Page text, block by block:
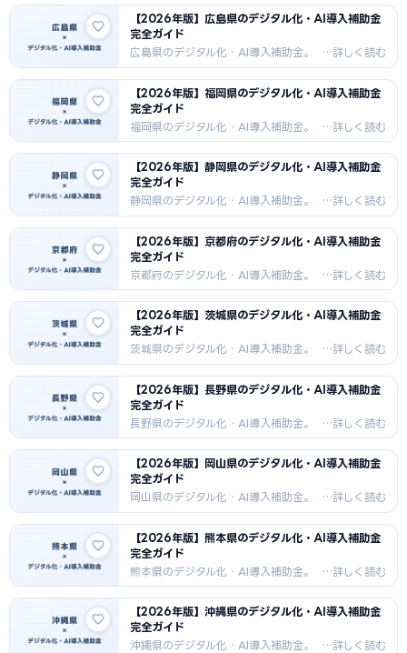
例を詳しく解説。2026年最新版。
【2026年版】広島県のデジタル化・AI導入補助金
完全ガイド
広島県のデジタル化・AI導入補助金。
補助率・対象経費・申請手順・採択事
例を詳しく解説。2026年最新版。
【2026年版】福岡県のデジタル化・AI導入補助金
完全ガイド
福岡県のデジタル化・AI導入補助金。
補助率・対象経費・申請手順・採択事
例を詳しく解説。2026年最新版。
【2026年版】静岡県のデジタル化・AI導入補助金
完全ガイド
静岡県のデジタル化・AI導入補助金。
補助率・対象経費・申請手順・採択事
例を詳しく解説。2026年最新版。
【2026年版】京都府のデジタル化・AI導入補助金
完全ガイド
京都府のデジタル化・AI導入補助金。
補助率・対象経費・申請手順・採択事
例を詳しく解説。2026年最新版。
【2026年版】茨城県のデジタル化・AI導入補助金
完全ガイド
茨城県のデジタル化・AI導入補助金。
補助率・対象経費・申請手順・採択事
例を詳しく解説。2026年最新版。
【2026年版】長野県のデジタル化・AI導入補助金
完全ガイド
長野県のデジタル化・AI導入補助金。
補助率・対象経費・申請手順・採択事
例を詳しく解説。2026年最新版。
【2026年版】岡山県のデジタル化・AI導入補助金
完全ガイド
岡山県のデジタル化・AI導入補助金。
補助率・対象経費・申請手順・採択事
例を詳しく解説。2026年最新版。
【2026年版】熊本県のデジタル化・AI導入補助金
完全ガイド
熊本県のデジタル化・AI導入補助金。
補助率・対象経費・申請手順・採択事
例を詳しく解説。2026年最新版。
【2026年版】沖縄県のデジタル化・AI導入補助金
完全ガイド
沖縄県のデジタル化・AI導入補助金。